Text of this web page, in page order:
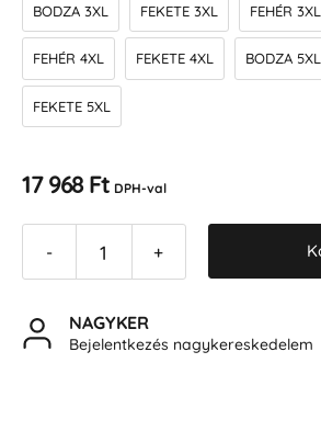
BODZA 3XL FEKETE 3XL FEHÉR 3XL
FEHÉR 4XL FEKETE 4XL BODZA 5XL
FEKETE 5XL
17 968 Ft DPH-val
- +
NAGYKER
Bejelentkezés nagykereskedelem